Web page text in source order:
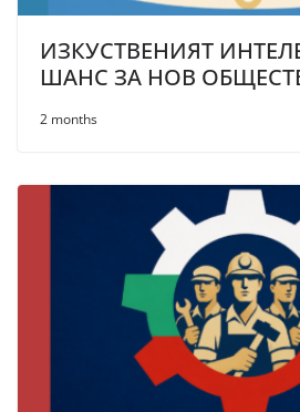
ИЗКУСТВЕНИЯТ
ШАНС ЗА НОВ
2 months